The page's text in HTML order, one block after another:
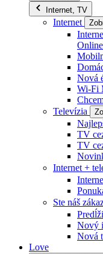
Internet, TV
Internet
Nová
Wi-Fi
Televízia
TV
TV
Internet +
Ste náš
Nový
Nová
Love